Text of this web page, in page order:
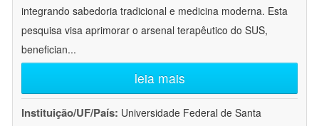
integrando sabedoria tradicional e medicina moderna. Esta
pesquisa visa aprimorar o arsenal terapêutico do SUS,
benefician...
leia mais
Instituição/UF/País: Universidade Federal de Santa